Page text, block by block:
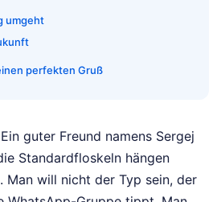
umgeht
perfekten Gruß
guter Freund namens Sergej
Standardfloskeln hängen
Man will nicht der Typ sein, der